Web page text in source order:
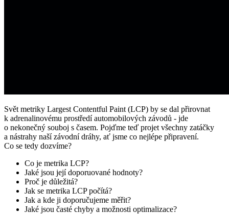
Svět metriky Largest Contentful Paint (LCP) by se dal přirovnat
k adrenalinovému prostředí automobilových závodů - jde
o nekonečný souboj s časem. Pojďme teď projet všechny zatáčky
a nástrahy naší závodní dráhy, ať jsme co nejlépe připravení.
Co se tedy dozvíme?
Co je metrika LCP?
Jaké jsou její doporuované hodnoty?
Proč je důležitá?
Jak se metrika LCP počítá?
Jak a kde ji doporučujeme měřit?
Jaké jsou časté chyby a možnosti optimalizace?